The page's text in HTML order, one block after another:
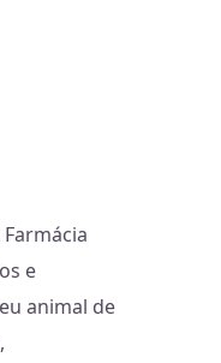
e
animal de